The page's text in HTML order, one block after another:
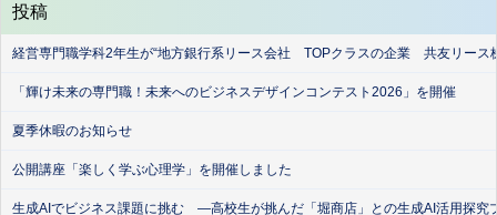
投稿
経営専門職学科2年生が“地方銀行系リース会社 TOPクラスの企業 共友リー
「輝け未来の専門職！未来へのビジネスデザインコンテスト2026」を開催
夏季休暇のお知らせ
公開講座「楽しく学ぶ心理学」を開催しました
生成AIでビジネス課題に挑む ―高校生が挑んだ「堀商店」との生成AI活用探究